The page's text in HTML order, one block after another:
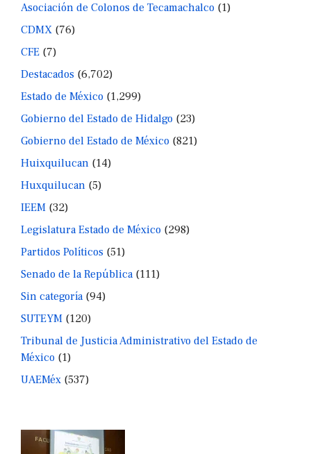
Asociación de Colonos de Tecamachalco (1)
CDMX (76)
CFE (7)
Destacados (6,702)
Estado de México (1,299)
Gobierno del Estado de Hidalgo (23)
Gobierno del Estado de México (821)
Huixquilucan (14)
Huxquilucan (5)
IEEM (32)
Legislatura Estado de México (298)
Partidos Políticos (51)
Senado de la República(111)
Sin categoría(94)
SUTEYM (120)
Tribunal de Justicia Administrativo del Estado de
México (1)
UAEMéx (537)